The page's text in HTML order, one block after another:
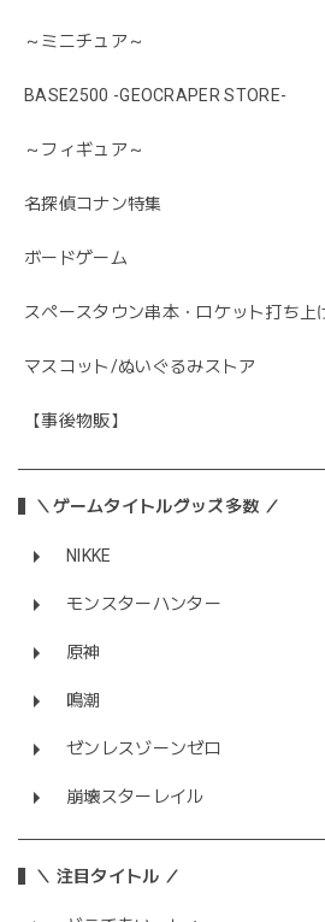
～ミニチュア～
BASE2500 -GEOCRAPER STORE-
～フィギュア～
名探偵コナン特集
ボードゲーム
スペースタウン串本・ロケット打ち上
マスコット/ぬいぐるみストア
【事後物販】
＼ゲームタイトルグッズ多数 ／
NIKKE
モンスターハンター
原神
鳴潮
ゼンレスゾーンゼロ
崩壊スターレイル
＼ 注目タイトル ／